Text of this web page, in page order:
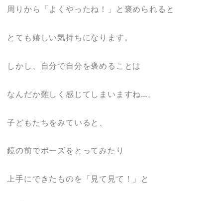
周りから「よくやったね！」と褒められると
とても嬉しい気持ちになります。
しかし、自分で自分を褒めることは
なんだか難しく感じてしまいますね…。
子どもたちをみていると、
鏡の前でポーズをとってみたり
上手にできたものを「見て見て！」と